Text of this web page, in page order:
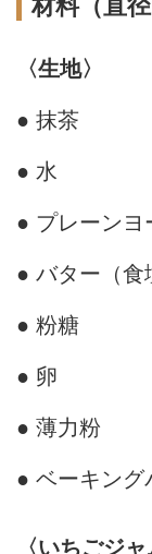
材料（直
〈生地〉
● 抹茶
● 水
● プレーンヨ
● バター（食
● 粉糖
● 卵
● 薄力粉
● ベーキング
〈いちごジャ